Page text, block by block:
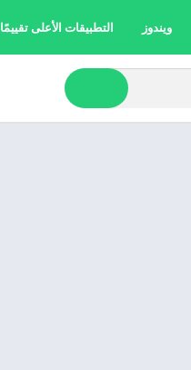
ويندوز التطبيقات الأعلى تقييمًا